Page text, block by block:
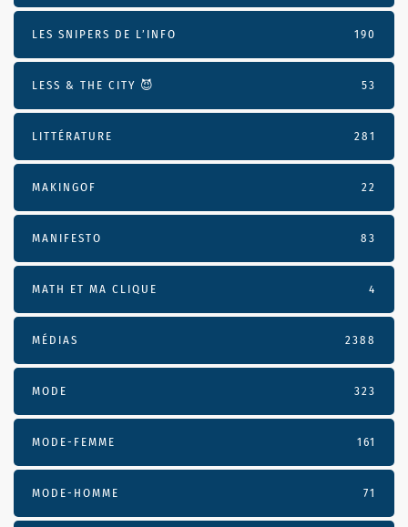
LES SNIPERS DE L’INFO 190
LESS & THE CITY 😈 53
LITTÉRATURE 281
MAKINGOF 22
MANIFESTO 83
MATH ET MA CLIQUE 4
MÉDIAS 2388
MODE 323
MODE-FEMME 161
MODE-HOMME 71